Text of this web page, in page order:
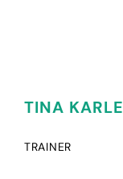
TINA KARLE
TRAINER